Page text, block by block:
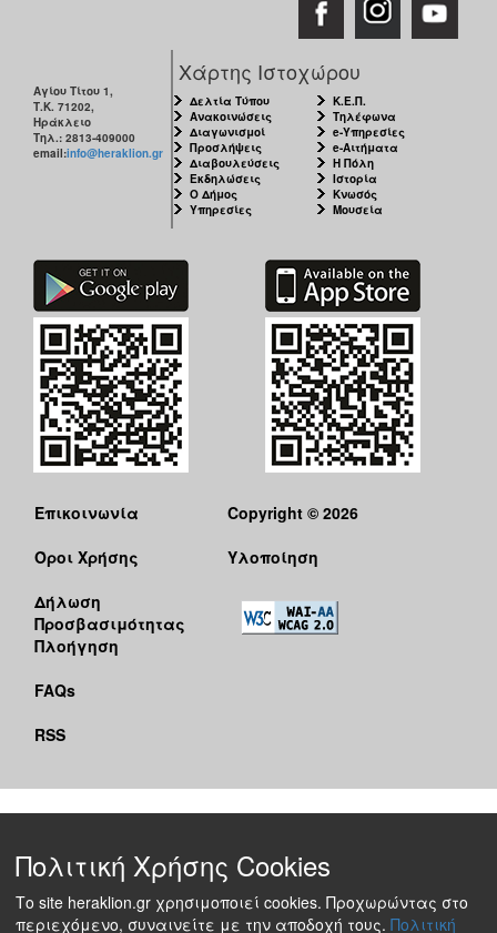
Αγίου Τίτου 1,
Τ.Κ. 71202,
Ηράκλειο
Τηλ.: 2813-409000
email:info@heraklion.gr
Χάρτης Ιστοχώρου
Δελτία Τύπου
Ανακοινώσεις
Διαγωνισμοί
Προσλήψεις
Διαβουλεύσεις
Εκδηλώσεις
Ο Δήμος
Υπηρεσίες
Κ.Ε.Π.
Τηλέφωνα
e-Υπηρεσίες
e-Αιτήματα
Η Πόλη
Ιστορία
Κνωσός
Μουσεία
Επικοινωνία
Όροι Χρήσης
Δήλωση
Προσβασιμότητας
Πλοήγηση
FAQs
RSS
Copyright © 2026
Υλοποίηση
Πολιτική Χρήσης Cookies
Το site heraklion.gr χρησιμοποιεί cookies. Προχωρώντας στο
περιεχόμενο, συναινείτε με την αποδοχή τους. Πολιτική